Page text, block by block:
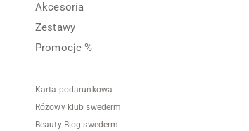
Akcesoria
Zestawy
Promocje %
Karta podarunkowa
Różowy klub swederm
Beauty Blog swederm